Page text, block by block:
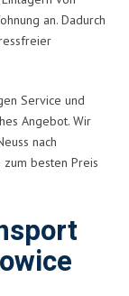
an. Dadurch
Service und
Angebot. Wir
nach
besten Preis